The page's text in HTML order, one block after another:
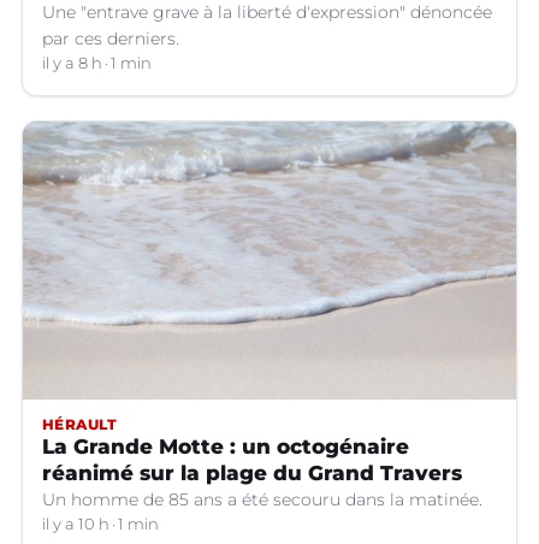
Une "entrave grave à la liberté d'expression" dénoncée
par ces derniers.
il y a 8 h 1 min
HÉRAULT
La Grande Motte : un octogénaire
réanimé sur la plage du Grand Travers
Un homme de 85 ans a été secouru dans la matinée.
il y a 10 h 1 min